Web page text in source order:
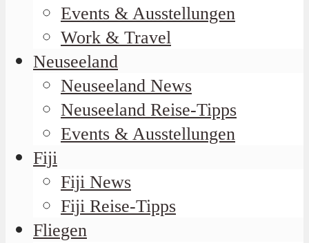
Events & Ausstellungen
Work & Travel
Neuseeland
Neuseeland News
Neuseeland Reise-Tipps
Events & Ausstellungen
Fiji
Fiji News
Fiji Reise-Tipps
Fliegen